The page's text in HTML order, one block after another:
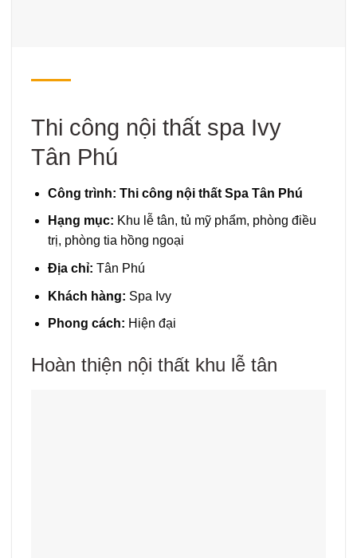
Thi công nội thất spa Ivy
Tân Phú
Công trình: Thi công nội thất Spa Tân Phú
Hạng mục: Khu lễ tân, tủ mỹ phẩm, phòng điều
trị, phòng tia hồng ngoại
Địa chỉ: Tân Phú
Khách hàng: Spa Ivy
Phong cách: Hiện đại
Hoàn thiện nội thất khu lễ tân